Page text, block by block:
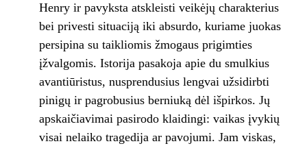
Henry ir pavyksta atskleisti veikėjų charakterius
bei privesti situaciją iki absurdo, kuriame juokas
persipina su taikliomis žmogaus prigimties
įžvalgomis. Istorija pasakoja apie du smulkius
avantiūristus, nusprendusius lengvai užsidirbti
pinigų ir pagrobusius berniuką dėl išpirkos. Jų
apskaičiavimai pasirodo klaidingi: vaikas įvykių
visai nelaiko tragedija ar pavojumi. Jam viskas,